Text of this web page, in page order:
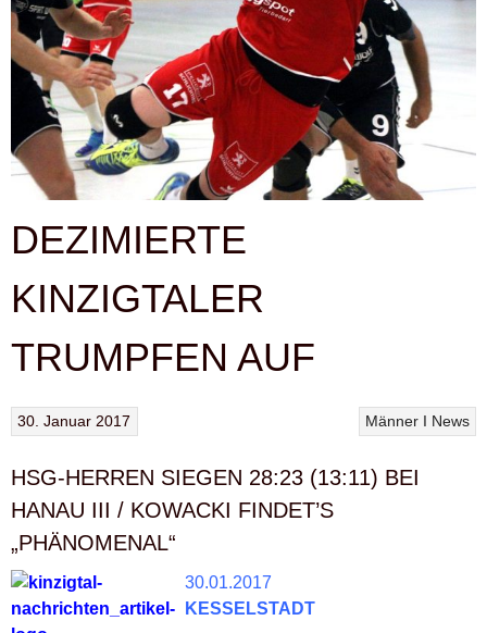
DEZIMIERTE
KINZIGTALER
TRUMPFEN AUF
Männer I News
30. Januar 2017
HSG-HERREN SIEGEN 28:23 (13:11) BEI
HANAU III / KOWACKI FINDET’S
„PHÄNOMENAL“
30.01.2017
KESSELSTADT